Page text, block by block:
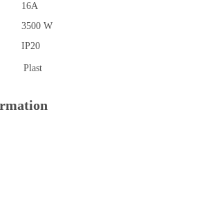
16A
3500 W
IP20
Plast